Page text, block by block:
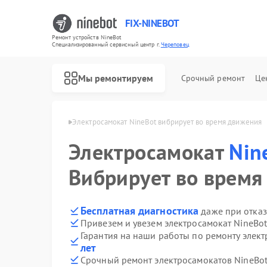
FIX-NINEBOT
Ремонт устройств NineBot
Специализированный cервисный центр г.Череповец
Мы ремонтируем Срочный ремонт
в Череповце Электросамокат NineBot вибрирует во время движения
Электросамокат
Вибрирует во
Бесплатная диагностика даже при
Привезем и увезем электросамокат
Гарантия на наши работы по ремонту
лет
Срочный ремонт электросамокатов